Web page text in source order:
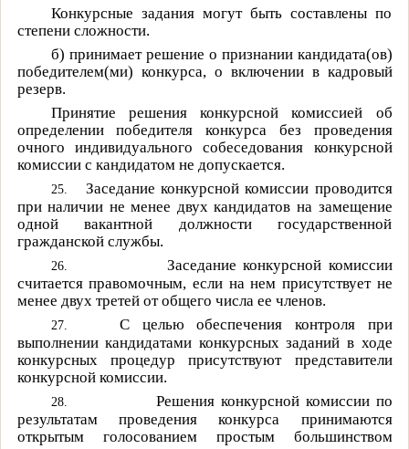
Конкурсные задания могут быть составлены по
степени сложности.
б) принимает решение о признании кандидата(ов)
победителем(ми) конкурса, о включении в кадровый
резерв.
Принятие решения конкурсной комиссией об
определении победителя конкурса без проведения
очного индивидуального собеседования конкурсной
комиссии с кандидатом не допускается.
25.
Заседание конкурсной комиссии проводится
при наличии не менее двух кандидатов на замещение
одной вакантной должности государственной
гражданской службы.
26.
Заседание конкурсной комиссии
считается правомочным, если на нем присутствует не
менее двух третей от общего числа ее членов.
27.
С целью обеспечения контроля при
выполнении кандидатами конкурсных заданий в ходе
конкурсных процедур присутствуют представители
конкурсной комиссии.
28.
Решения конкурсной комиссии по
результатам проведения конкурса принимаются
открытым голосованием простым большинством